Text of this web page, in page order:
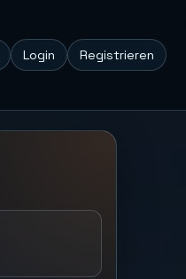
Login Registrieren